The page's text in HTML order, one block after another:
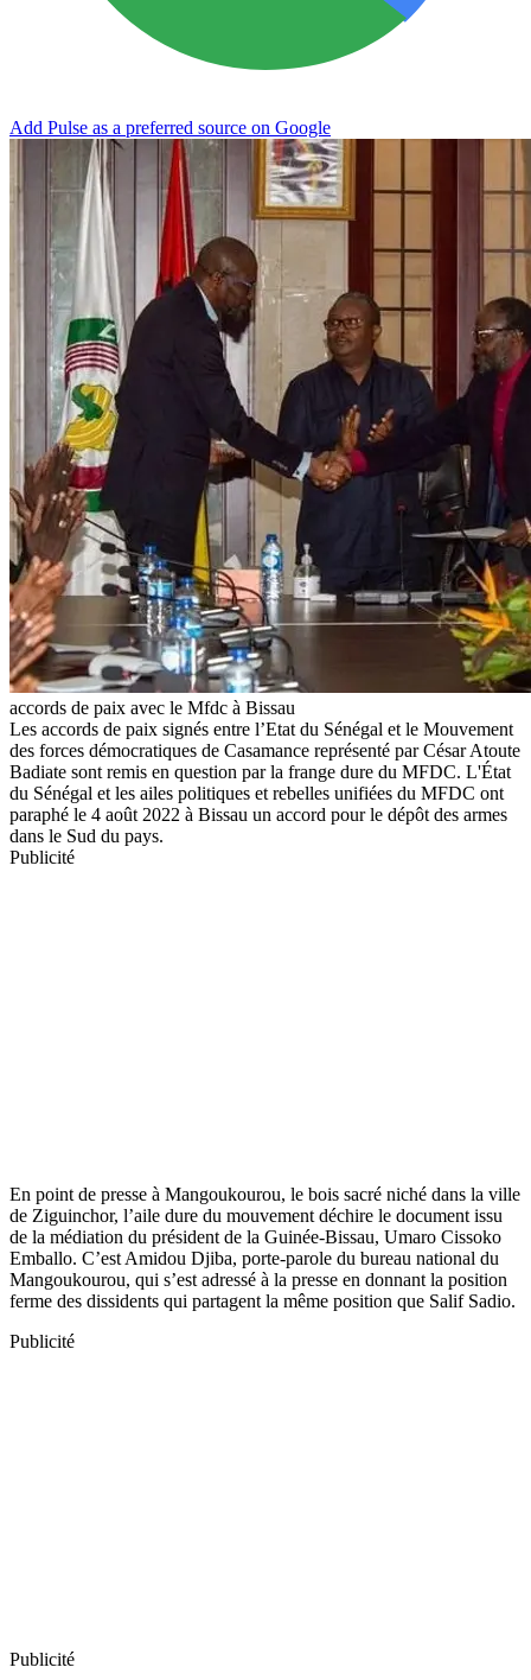
Add Pulse as a preferred source on Google
accords de paix avec le Mfdc à Bissau
Les accords de paix signés entre l’Etat du Sénégal et le Mouvement
des forces démocratiques de Casamance représenté par César Atoute
Badiate sont remis en question par la frange dure du MFDC. L'État
du Sénégal et les ailes politiques et rebelles unifiées du MFDC ont
paraphé le 4 août 2022 à Bissau un accord pour le dépôt des armes
dans le Sud du pays.
Publicité
En point de presse à Mangoukourou, le bois sacré niché dans la ville
de Ziguinchor, l’aile dure du mouvement déchire le document issu
de la médiation du président de la Guinée-Bissau, Umaro Cissoko
Emballo. C’est Amidou Djiba, porte-parole du bureau national du
Mangoukourou, qui s’est adressé à la presse en donnant la position
ferme des dissidents qui partagent la même position que Salif Sadio.
Publicité
Publicité